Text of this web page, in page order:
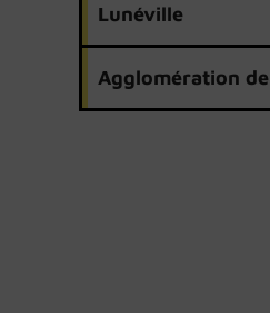
Lunéville
Agglomération